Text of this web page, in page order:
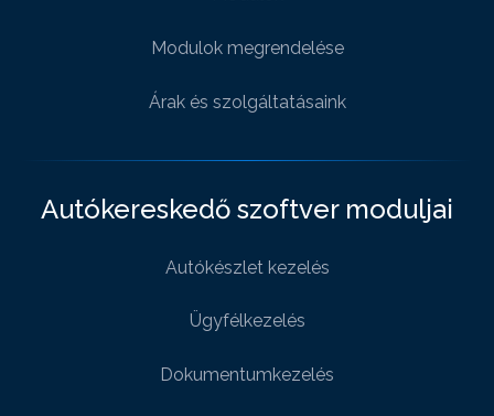
Modulok megrendelése
Árak és szolgáltatásaink
Autókereskedő szoftver moduljai
Autókészlet kezelés
Ügyfélkezelés
Dokumentumkezelés